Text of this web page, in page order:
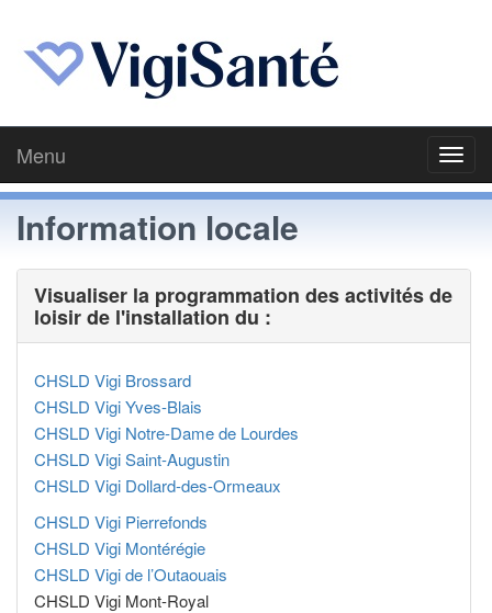
Menu
Information locale
Visualiser la programmation des activités de
loisir de l'installation du :
CHSLD Vigi Brossard
CHSLD Vigi Yves-Blais
CHSLD Vigi Notre-Dame de Lourdes
CHSLD Vigi Saint-Augustin
CHSLD Vigi Dollard-des-Ormeaux
CHSLD Vigi Pierrefonds
CHSLD Vigi Montérégie
CHSLD Vigi de l’Outaouais
CHSLD Vigi Mont-Royal